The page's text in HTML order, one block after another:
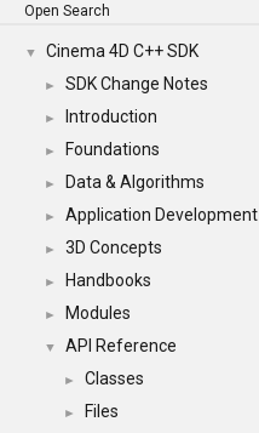
Open Search
▼ Cinema 4D C++ SDK
► SDK Change Notes
► Introduction
► Foundations
► Data & Algorithms
► Application Development
► 3D Concepts
► Handbooks
► Modules
▼ API Reference
► Classes
► Files